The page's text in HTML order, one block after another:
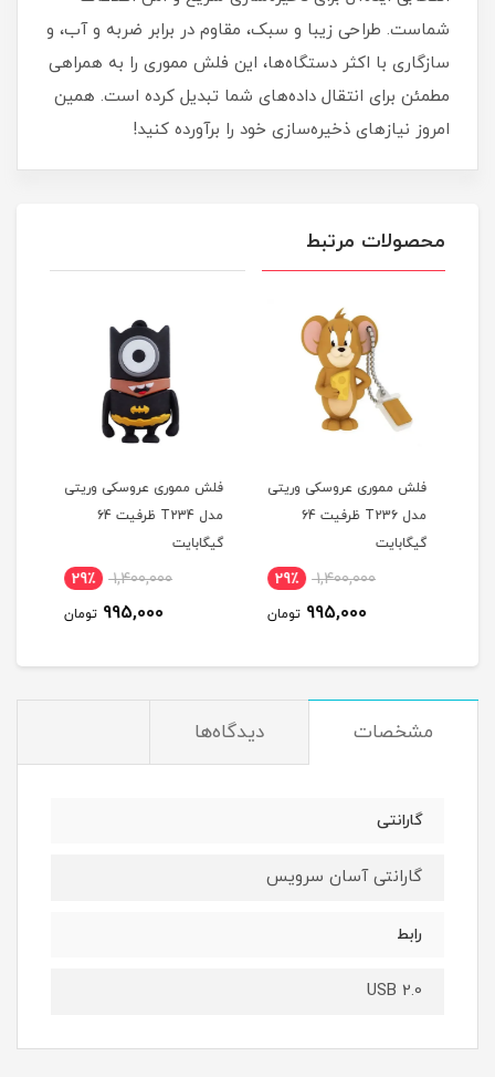
شماست. طراحی زیبا و سبک، مقاوم در برابر ضربه و آب، و
سازگاری با اکثر دستگاه‌ها، این فلش مموری را به همراهی
مطمئن برای انتقال داده‌های شما تبدیل کرده است. همین
امروز نیازهای ذخیره‌سازی خود را برآورده کنید!
محصولات مرتبط
فلش مموری عروسکی وریتی
مدل T236 ظرفیت 64
گیگابایت
1,400,000 29٪
995,000 تومان
فلش مموری عروسکی وریتی
مدل T234 ظرفیت 64
گیگابایت
1,400,000 29٪
995,000 تومان
مشخصات دیدگاه‌ها
گارانتی
گارانتی آسان سرویس
رابط
USB 2.0